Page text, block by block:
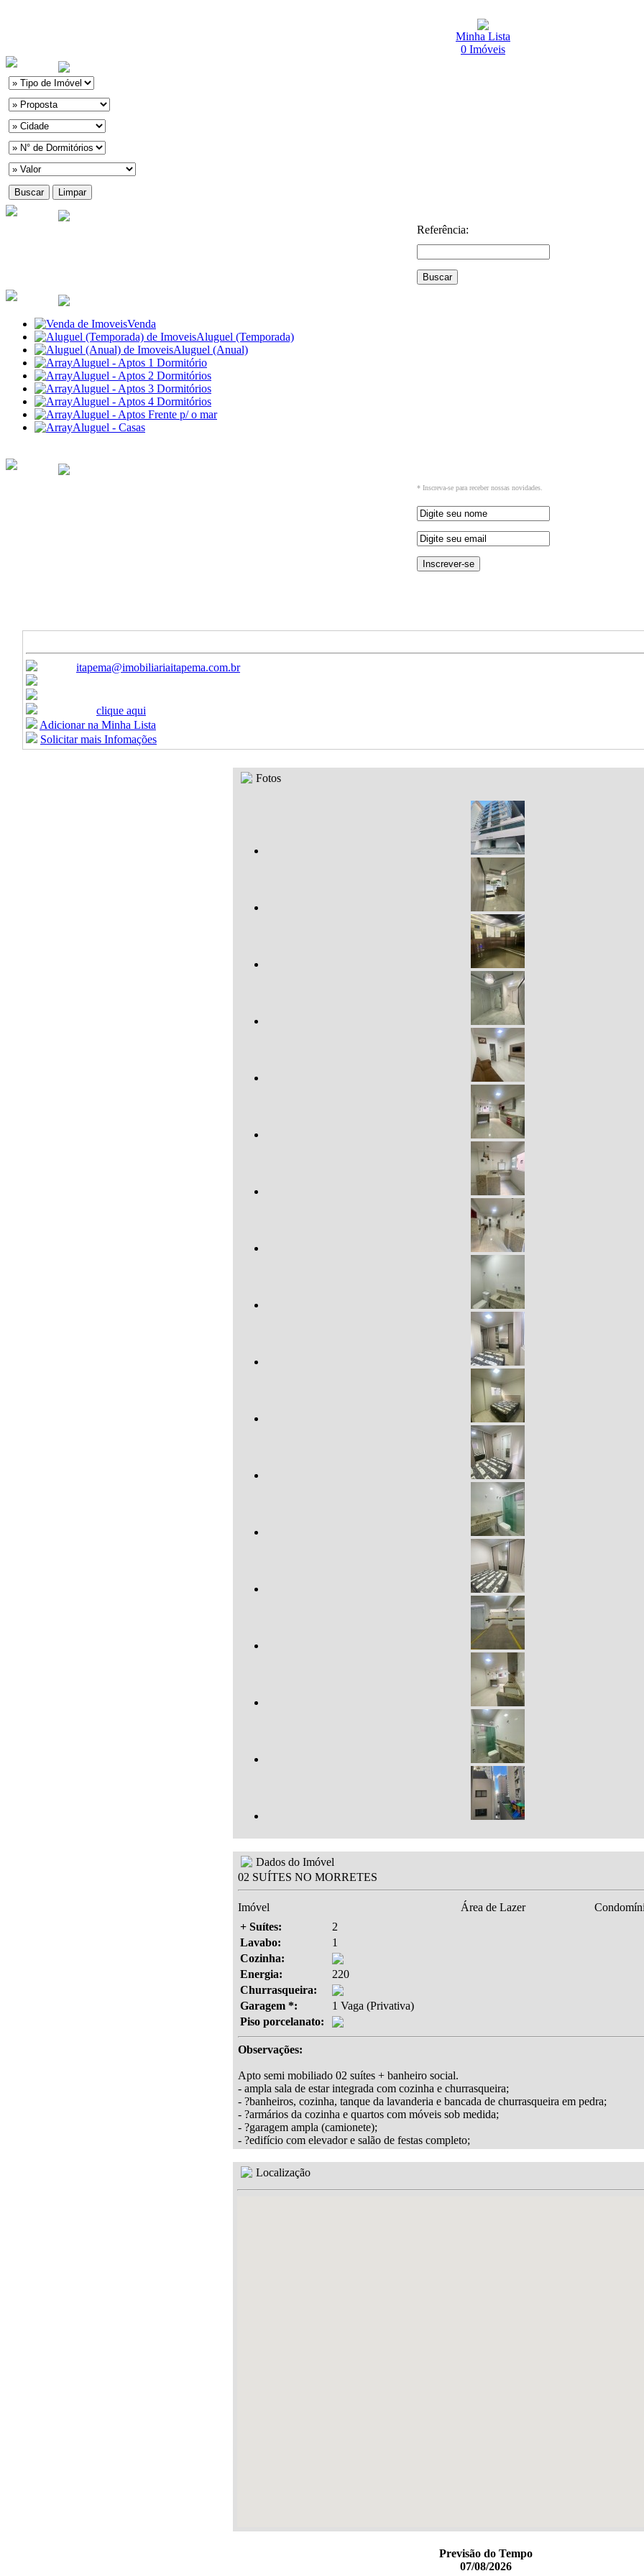
Minha Lista
0 Imóveis
Referência:
Venda
Aluguel (Temporada)
Aluguel (Anual)
Aluguel - Aptos 1 Dormitório
Aluguel - Aptos 2 Dormitórios
Aluguel - Aptos 3 Dormitórios
Aluguel - Aptos 4 Dormitórios
Aluguel - Aptos Frente p/ o mar
Aluguel - Casas
* Inscreva-se para receber nossas novidades.
itapema@imobiliariaitapema.com.br
clique aqui
Adicionar na Minha Lista
Solicitar mais Infomações
Fotos
Dados do Imóvel
02 SUÍTES NO MORRETES
Imóvel Área de Lazer
+ Suítes:
2
Lavabo:
1
Cozinha:
Energia:
220
Churrasqueira:
Garagem *:
1 Vaga (Privativa)
Piso porcelanato:
Observações:
Apto semi mobiliado 02 suítes + banheiro social.
- ampla sala de estar integrada com cozinha e churrasqueira;
- ?banheiros, cozinha, tanque da lavanderia e bancada de churrasqueira em pedra;
- ?armários da cozinha e quartos com móveis sob medida;
- ?garagem ampla (camionete);
- ?edifício com elevador e salão de festas completo;
Localização
Previsão do Tempo
07/08/2026